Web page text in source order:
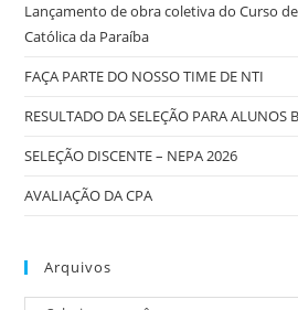
Lançamento de obra coletiva do Curso
Católica da Paraíba
FAÇA PARTE DO NOSSO TIME DE NTI
RESULTADO DA SELEÇÃO PARA ALUNOS
SELEÇÃO DISCENTE – NEPA 2026
AVALIAÇÃO DA CPA
Arquivos